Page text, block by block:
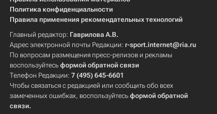
Политика конфиденциальности
Правила применения рекомендательных технологий
Главный редактор: Гаврилова А.В.
Адрес электронной почты Редакции: r-sport.internet@ria.ru
По вопросам размещения пресс-релизов и рекламы
воспользуйтесьформой обратной связи
Телефон Редакции: 7 (495) 645-6601
Чтобы связаться с редакцией или сообщить обо всех
замеченных ошибках, воспользуйтесьформой обратной
связи.